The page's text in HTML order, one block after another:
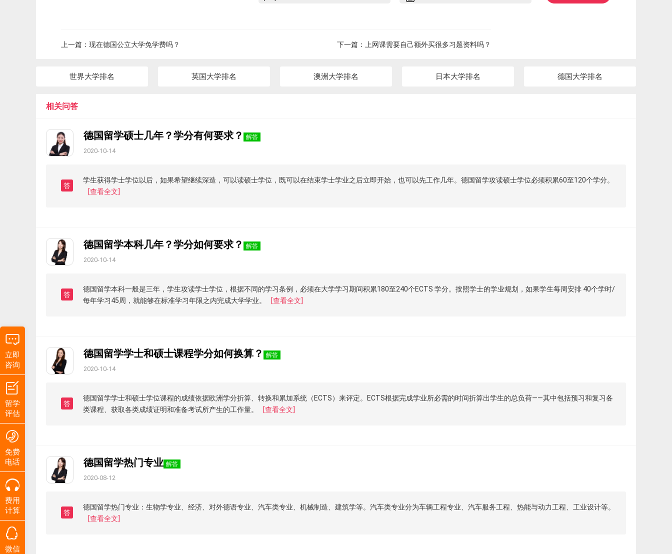
上一篇： 现在德国公立大学免学费吗？ 下一篇： 上网课需要自己额外买很多习题资料吗？
世界大学排名 英国大学排名 澳洲大学排名 日本大学排名 德国大学排名
相关问答
德国留学硕士几年？学分有何要求？ 解答
2020-10-14
答
学生获得学士学位以后，如果希望继续深造，可以读硕士学位，既可以在结束学士学业之后立即开始，也可以先工作几年。德国留学攻读硕士学位必须积累60至120个学分。
[查看全文]
德国留学本科几年？学分如何要求？ 解答
2020-10-14
答
德国留学本科一般是三年，学生攻读学士学位，根据不同的学习条例，必须在大学学习期间积累180至240个ECTS 学分。按照学士的学业规划，如果学生每周安排 40个学时/
每年学习45周，就能够在标准学习年限之内完成大学学业。
[查看全文]
德国留学学士和硕士课程学分如何换算？ 解答
2020-10-14
答
德国留学学士和硕士学位课程的成绩依据欧洲学分折算、转换和累加系统（ECTS）来评定。ECTS根据完成学业所必需的时间折算出学生的总负荷——其中包括预习和复习各
类课程、获取各类成绩证明和准备考试所产生的工作量。
[查看全文]
德国留学热门专业 解答
2020-08-12
答
德国留学热门专业：生物学专业、经济、对外德语专业、汽车类专业、机械制造、建筑学等。汽车类专业分为车辆工程专业、汽车服务工程、热能与动力工程、工业设计等。
[查看全文]
立即
咨询
留学
评估
免费
电话
费用
计算
微信